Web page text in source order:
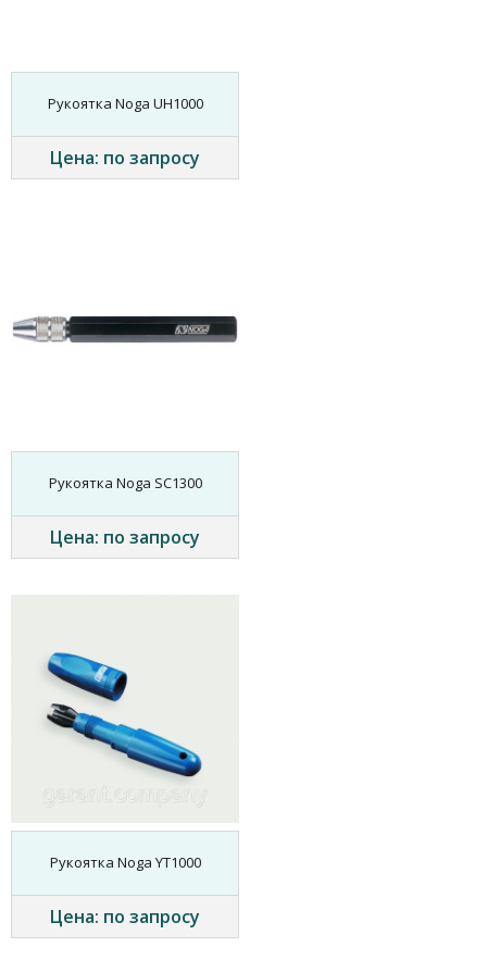
Рукоятка Noga UH1000
Цена: по запросу
Рукоятка Noga SC1300
Цена: по запросу
Рукоятка Noga YT1000
Цена: по запросу